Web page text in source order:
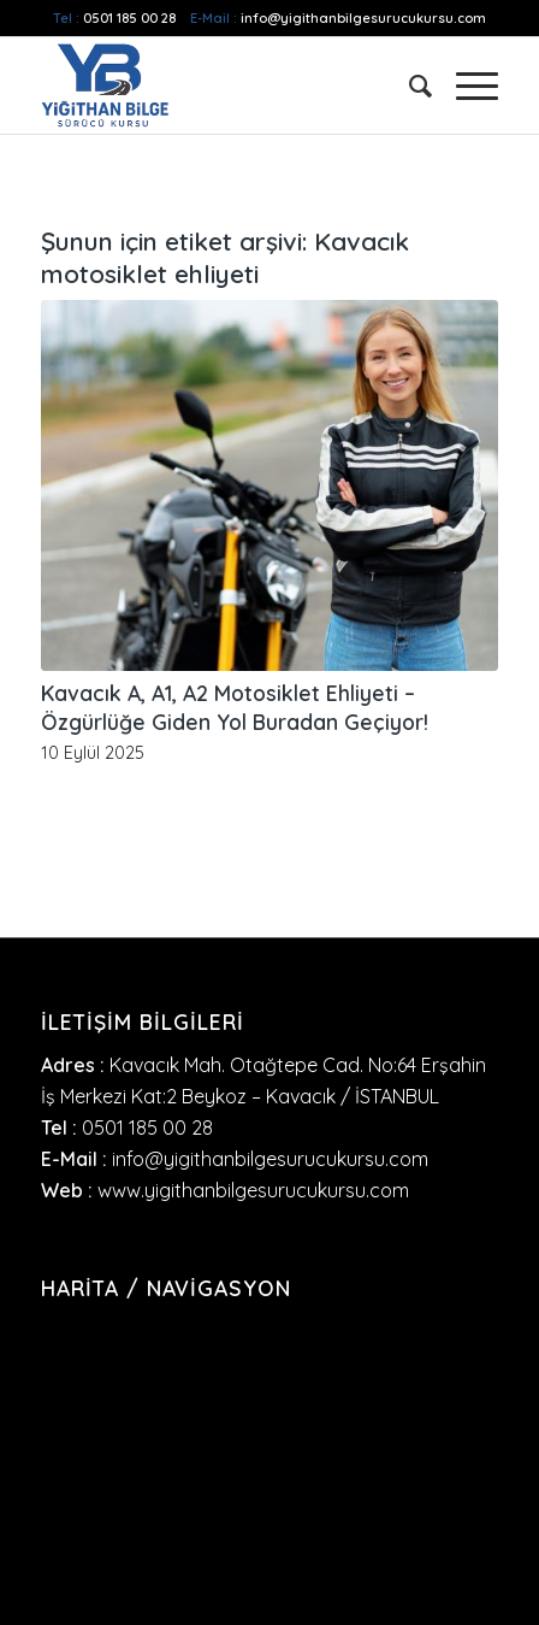
Tel : 0501 185 00 28 E-Mail : info@yigithanbilgesurucukursu.com
Şunun için etiket arşivi: Kavacık
motosiklet ehliyeti
Kavacık A, A1, A2 Motosiklet Ehliyeti –
Özgürlüğe Giden Yol Buradan Geçiyor!
10 Eylül 2025
İLETIŞIM BILGILERI
Adres : Kavacık Mah. Otağtepe Cad. No:64 Erşahin
İş Merkezi Kat:2 Beykoz – Kavacık / İSTANBUL
Tel : 0501 185 00 28
E-Mail : info@yigithanbilgesurucukursu.com
Web : www.yigithanbilgesurucukursu.com
HARITA / NAVIGASYON